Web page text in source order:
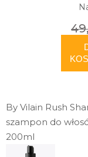
By Vilain Rush
szampon do
200ml